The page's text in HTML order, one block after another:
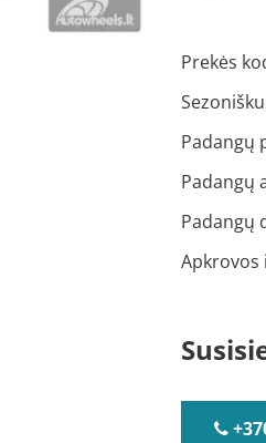
Prekės
Padangų
Padangų
Padangų
Apkrovos